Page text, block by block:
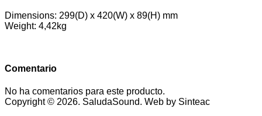
Dimensions: 299(D) x 420(W) x 89(H) mm
Weight: 4,42kg
Comentario
No ha comentarios para este producto.
Copyright © 2026. SaludaSound. Web by Sinteac